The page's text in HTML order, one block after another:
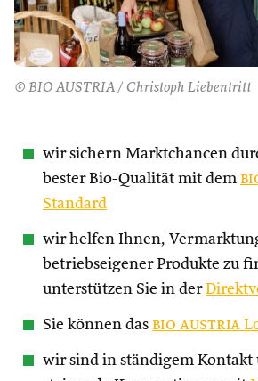
© BIO AUSTRIA / Christoph Liebentritt
wir sichern Marktchancen
bester Bio-Qualität mit dem
Standard
wir helfen Ihnen,
betriebseigener Produkte zu
unterstützen Sie in der
Sie können das bio austria
wir sind in ständigem Kontakt